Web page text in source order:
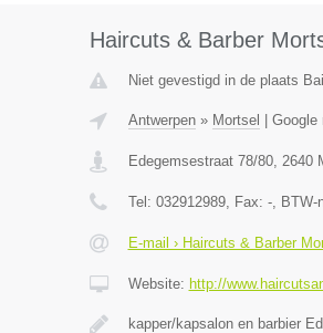
Haircuts & Barber
Niet gevestigd in de plaats
Antwerpen» Mortsel Google
Edegemsestraat 78/80, 2640
Tel: 032912989, Fax: -, BTW-
E-mail › Haircuts & Barber
Website: http://
kapper/kapsalon en barbier